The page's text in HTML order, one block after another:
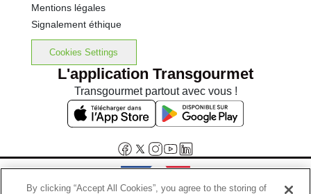
Mentions légales
Signalement éthique
Cookies Settings
L'application Transgourmet
Transgourmet partout avec vous !
By clicking “Accept All Cookies”, you agree to the storing of